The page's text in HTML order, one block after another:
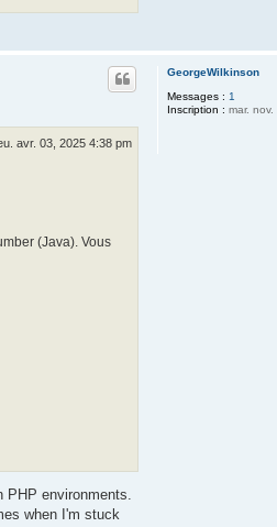
GeorgeWilkinson
Messages : 1
Inscription : mar.
avr. 03, 2025 4:38 pm
(Java). Vous
environments.
when I'm stuck